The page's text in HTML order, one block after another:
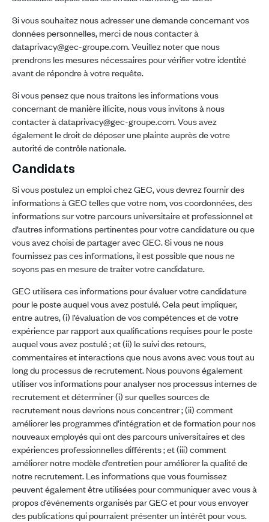
Si vous souhaitez nous adresser une demande concernant vos
données personnelles, merci de nous contacter à
dataprivacy@gec-groupe.com. Veuillez noter que nous
prendrons les mesures nécessaires pour vérifier votre identité
avant de répondre à votre requête.
Si vous pensez que nous traitons les informations vous
concernant de manière illicite, nous vous invitons à nous
contacter à dataprivacy@gec-groupe.com. Vous avez
également le droit de déposer une plainte auprès de votre
autorité de contrôle nationale.
Candidats
Si vous postulez un emploi chez GEC, vous devrez fournir des
informations à GEC telles que votre nom, vos coordonnées, des
informations sur votre parcours universitaire et professionnel et
d’autres informations pertinentes pour votre candidature ou que
vous avez choisi de partager avec GEC. Si vous ne nous
fournissez pas ces informations, il est possible que nous ne
soyons pas en mesure de traiter votre candidature.
GEC utilisera ces informations pour évaluer votre candidature
pour le poste auquel vous avez postulé. Cela peut impliquer,
entre autres, (i) l’évaluation de vos compétences et de votre
expérience par rapport aux qualifications requises pour le poste
auquel vous avez postulé ; et (ii) le suivi des retours,
commentaires et interactions que nous avons avec vous tout au
long du processus de recrutement. Nous pouvons également
utiliser vos informations pour analyser nos processus internes de
recrutement et déterminer (i) sur quelles sources de
recrutement nous devrions nous concentrer ; (ii) comment
améliorer les programmes d’intégration et de formation pour nos
nouveaux employés qui ont des parcours universitaires et des
expériences professionnelles différents ; et (iii) comment
améliorer notre modèle d’entretien pour améliorer la qualité de
notre recrutement. Les informations que vous fournissez
peuvent également être utilisées pour communiquer avec vous à
propos d’événements organisés par GEC et pour vous envoyer
des publications qui pourraient présenter un intérêt pour vous.